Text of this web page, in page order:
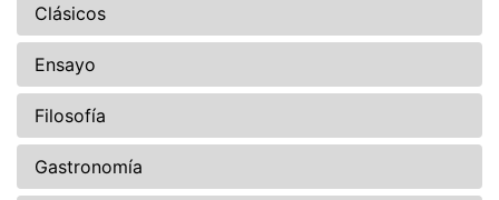
Clásicos
Ensayo
Filosofía
Gastronomía